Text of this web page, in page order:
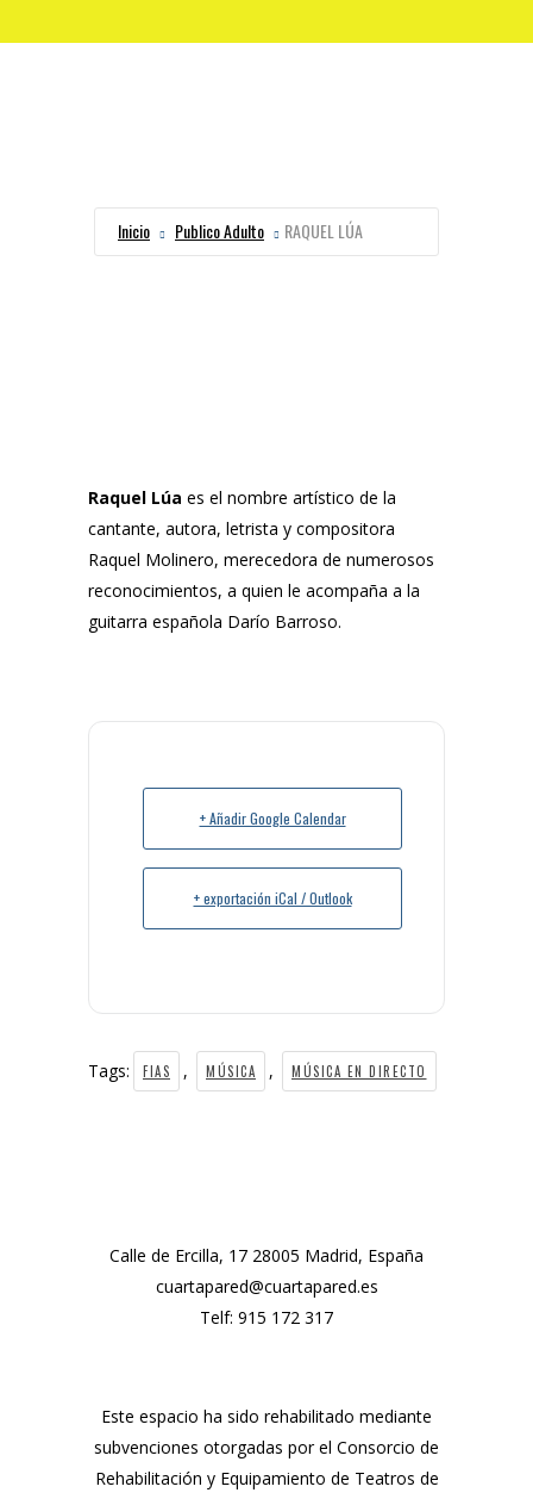
Inicio Publico Adulto RAQUEL LÚA
Raquel Lúa es el nombre artístico de la
cantante, autora, letrista y compositora
Raquel Molinero, merecedora de numerosos
reconocimientos, a quien le acompaña a la
guitarra española Darío Barroso.
+ Añadir Google Calendar
+ exportación iCal / Outlook
Tags: FIAS , MÚSICA , MÚSICA EN DIRECTO
Calle de Ercilla, 17 28005 Madrid, España
cuartapared@cuartapared.es
Telf: 915 172 317
Este espacio ha sido rehabilitado mediante
subvenciones otorgadas por el Consorcio de
Rehabilitación y Equipamiento de Teatros de